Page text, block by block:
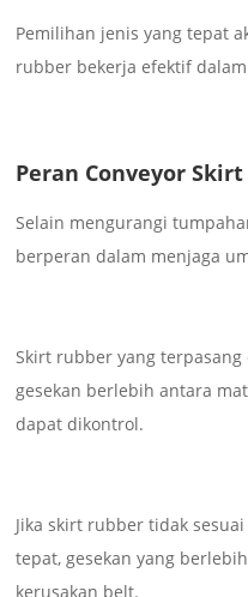
Pemilihan jenis yang tepat
rubber bekerja efektif
Peran Conveyor
Selain mengurangi
berperan dalam menjaga
Skirt rubber yang
gesekan berlebih antara
dapat dikontrol.
Jika skirt rubber tidak
tepat, gesekan yang
kerusakan belt.